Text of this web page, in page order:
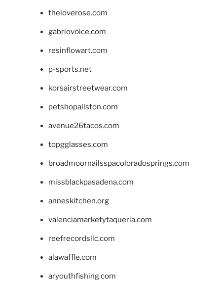
theloverose.com
gabriovoice.com
resinflowart.com
p-sports.net
korsairstreetwear.com
petshopallston.com
avenue26tacos.com
topgglasses.com
broadmoornailsspacoloradosprings.com
missblackpasadena.com
anneskitchen.org
valenciamarketytaqueria.com
reefrecordsllc.com
alawaffle.com
aryouthfishing.com